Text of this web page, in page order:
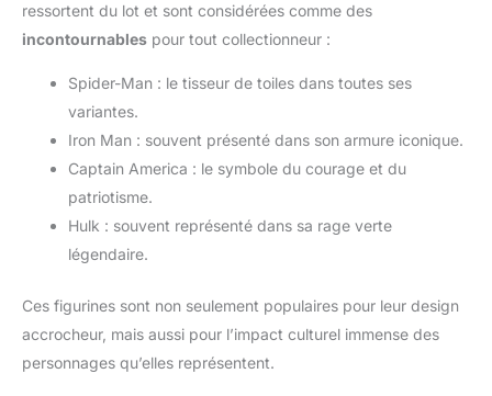
ressortent du lot et sont considérées comme des
incontournables pour tout collectionneur :
Spider-Man : le tisseur de toiles dans toutes ses
variantes.
Iron Man : souvent présenté dans son armure iconique.
Captain America : le symbole du courage et du
patriotisme.
Hulk : souvent représenté dans sa rage verte
légendaire.
Ces figurines sont non seulement populaires pour leur design
accrocheur, mais aussi pour l’impact culturel immense des
personnages qu’elles représentent.